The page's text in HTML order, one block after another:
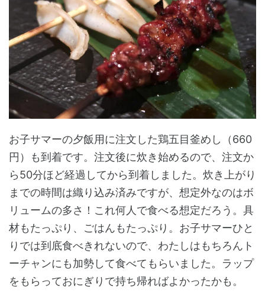
お子サマーの夕飯用に注文した鶏五目釜めし（660
円）も到着です。注文後に炊き始めるので、注文か
ら50分ほど経過してから到着しました。炊き上がり
までの時間は織り込み済みですが、想定外なのはボ
リュームの多さ！これ何人で食べる想定だろう。具
材もたっぷり、ごはんもたっぷり。お子サマーひと
りでは到底食べきれないので、わたしはもちろんト
ーチャンにも加勢して食べてもらいました。ラップ
をもらっておにぎりで持ち帰ればよかったかも。